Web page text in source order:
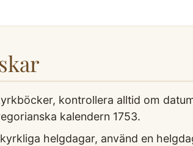
kontrollera alltid om
kalendern 1753.
helgdagar, använd en